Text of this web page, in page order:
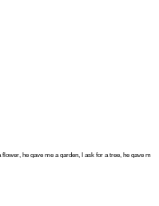
flower, he gave me a garden, I ask for a tree, he gave m